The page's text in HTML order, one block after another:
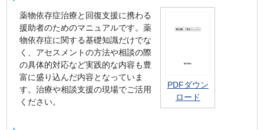
薬物依存症治療と回復支援に携わる
援助者のためのマニュアルです。薬
物依存症に関する基礎知識だけでな
く、アセスメントの方法や相談の際
の具体的対応など実践的な内容も豊
富に盛り込んだ内容となっていま
す。治療や相談支援の現場でご活用
ください。
PDFダウン
ロード